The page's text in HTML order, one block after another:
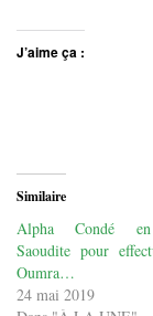
J’aime ça :
Similaire
Alpha Condé
Saoudite pour
Oumra…
24 mai 2019